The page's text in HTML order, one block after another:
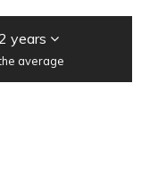
years
average